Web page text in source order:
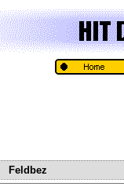
Feldbez